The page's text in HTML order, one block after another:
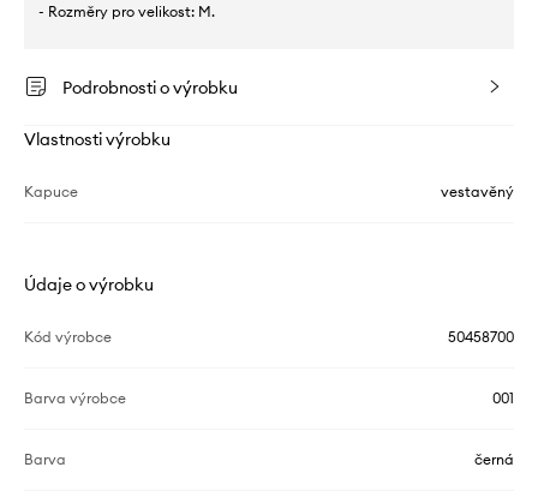
- Rozměry pro velikost: M.
Podrobnosti o výrobku
Vlastnosti výrobku
Kapuce vestavěný
Údaje o výrobku
Kód výrobce 50458700
Barva výrobce 001
Barva černá